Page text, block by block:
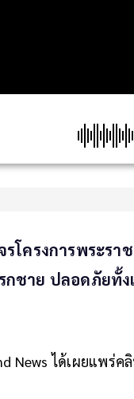
โครงการพระรา
ชาย ปลอดภัยทั้
News ได้เผยแพร่ค